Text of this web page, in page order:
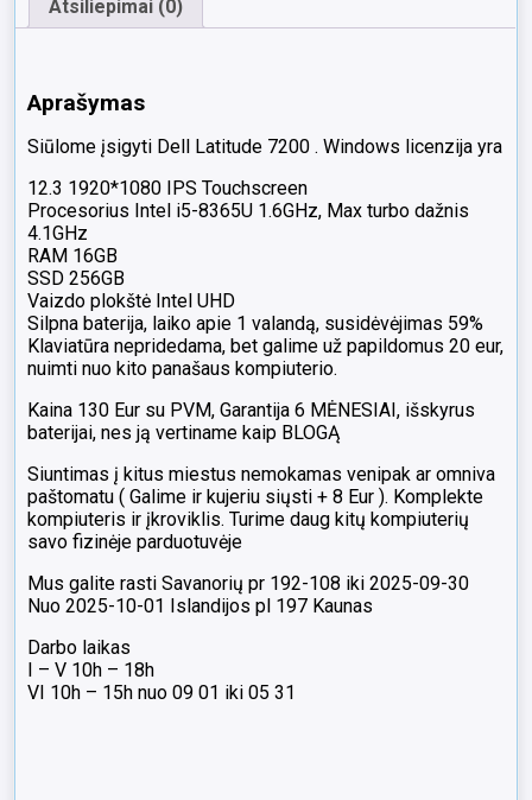
Atsiliepimai (0)
Aprašymas
Siūlome įsigyti Dell Latitude 7200 . Windows licenzija yra
12.3 1920*1080 IPS Touchscreen
Procesorius Intel i5-8365U 1.6GHz, Max turbo dažnis
4.1GHz
RAM 16GB
SSD 256GB
Vaizdo plokštė Intel UHD
Silpna baterija, laiko apie 1 valandą, susidėvėjimas 59%
Klaviatūra nepridedama, bet galime už papildomus 20 eur,
nuimti nuo kito panašaus kompiuterio.
Kaina 130 Eur su PVM, Garantija 6 MĖNESIAI, išskyrus
baterijai, nes ją vertiname kaip BLOGĄ
Siuntimas į kitus miestus nemokamas venipak ar omniva
paštomatu ( Galime ir kujeriu siųsti + 8 Eur ). Komplekte
kompiuteris ir įkroviklis. Turime daug kitų kompiuterių
savo fizinėje parduotuvėje
Mus galite rasti Savanorių pr 192-108 iki 2025-09-30
Nuo 2025-10-01 Islandijos pl 197 Kaunas
Darbo laikas
I – V 10h – 18h
VI 10h – 15h nuo 09 01 iki 05 31